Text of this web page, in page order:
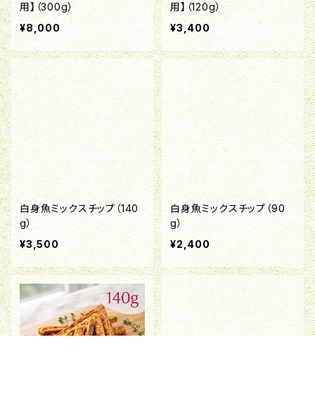
用】（300g）
¥8,000
用】（120g）
¥3,400
白身魚ミックスチップ（140
g）
¥3,500
白身魚ミックスチップ（90
g）
¥2,400